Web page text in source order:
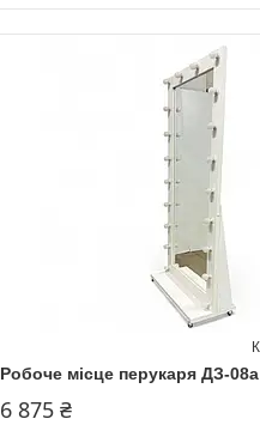
Робоче місце перукаря ДЗ-08а
6 875 ₴